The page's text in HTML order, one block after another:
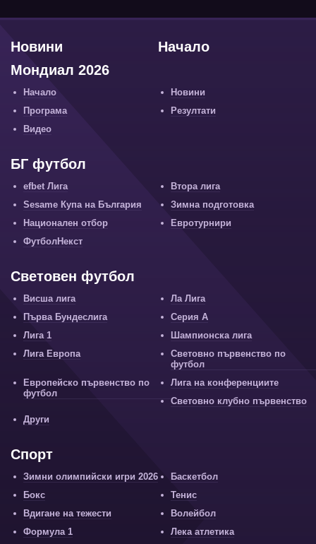
Начало
Новини
Мондиал 2026
Начало
Новини
Програма
Резултати
Видео
БГ футбол
efbet Лига
Втора лига
Sesame Купа на България
Зимна подготовка
Национален отбор
Евротурнири
ФутболНекст
Световен футбол
Висша лига
Ла Лига
Първа Бундеслига
Серия А
Лига 1
Шампионска лига
Лига Европа
Световно първенство по
футбол
Европейско първенство по
футбол
Лига на конференциите
Световно клубно първенство
Други
Спорт
Зимни олимпийски игри 2026
Баскетбол
Бокс
Тенис
Вдигане на тежести
Волейбол
Формула 1
Лека атлетика